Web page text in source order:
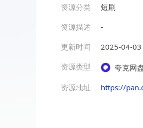
资源分类
短剧
资源描述
-
更新时间
2025-04-03
资源类型
夸克网
资源地址
https://